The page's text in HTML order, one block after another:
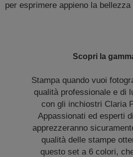
per esprimere appieno la
Scopri la
Stampa quando vuoi
qualità professionale e di
con gli inchiostri Claria
Appassionati ed esperti
apprezzeranno
qualità delle stampe
questo set a 6 colori,